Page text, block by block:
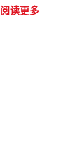
阅读更多